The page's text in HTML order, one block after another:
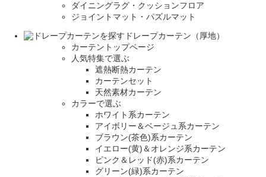
ダイニングラグ・クッションフロア
ジョイントマット・パズルマット
ドレープカーテン（厚地）
カーテントップページ
人気特集で選ぶ
遮熱断熱カーテン
カーテンセット
天然素材カーテン
カラーで選ぶ
ホワイト系カーテン
アイボリー＆ベージュ系カーテン
ブラウン(茶色)系カーテン
イエロー(黄)＆オレンジ系カーテン
ピンク＆レッド(赤)系カーテン
グリーン(緑)系カーテン